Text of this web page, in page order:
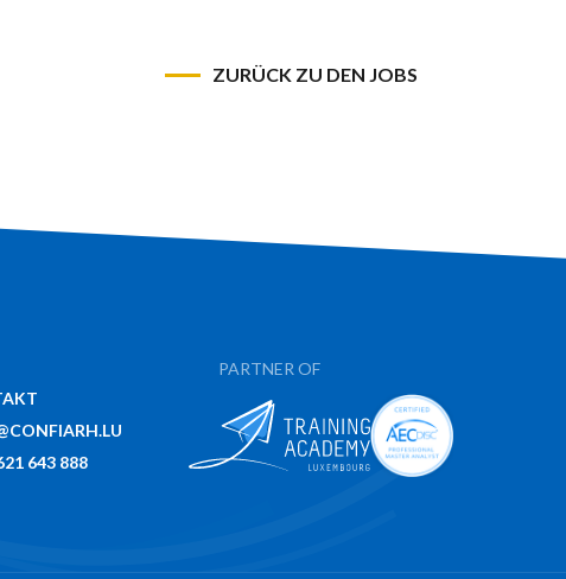
ZURÜCK ZU DEN JOBS
643 888
PARTNER OF